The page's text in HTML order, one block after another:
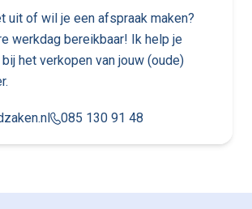
uit of wil je een afspraak maken?
werkdag bereikbaar! Ik help je
het verkopen van jouw (oude)
085 130 91 48